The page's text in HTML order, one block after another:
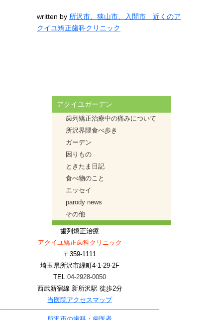
written by 所沢市、狭山市、入間市 近くのア
クイユ矯正歯科クリニック
アクイユガーデン
歯列矯正治療中の痛みについて
所沢界隈食べ歩き
ガーデン
困りもの
ときたま日記
食べ物のこと
エッセイ
parody news
その他
歯列矯正治療
アクイユ矯正歯科クリニック
〒359-1111
埼玉県所沢市緑町4-1-29-2F
TEL:04-2928-0050
西武新宿線 新所沢駅 徒歩2分
当医院アクセスマップ